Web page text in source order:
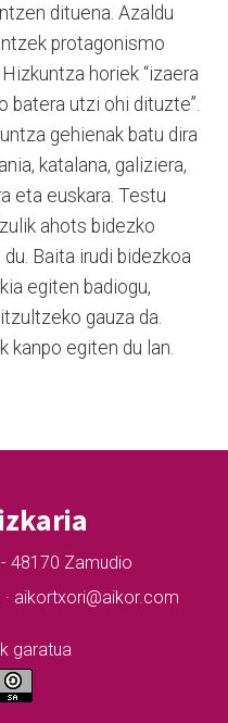
dituena. Azaldu
protagonismo
horiek “izaera
batera utzi ohi dituzte”.
gehienak batu dira
katalana, galiziera,
eta euskara. Testu
ahots bidezko
Baita irudi bidezkoa
egiten badiogu,
gauza da.
kanpo egiten du lan.
48170 Zamudio
aikortxori@aikor.com
garatua